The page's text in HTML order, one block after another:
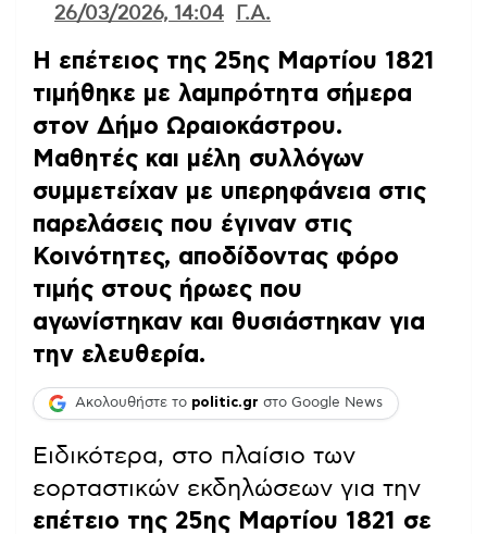
26/03/2026, 14:04 Γ.Α.
Η επέτειος της 25ης Μαρτίου 1821
τιμήθηκε με λαμπρότητα σήμερα
στον Δήμο Ωραιοκάστρου.
Μαθητές και μέλη συλλόγων
συμμετείχαν με υπερηφάνεια στις
παρελάσεις που έγιναν στις
Κοινότητες, αποδίδοντας φόρο
τιμής στους ήρωες που
αγωνίστηκαν και θυσιάστηκαν για
την ελευθερία.
Ακολουθήστε το politic.gr στο Google News
Ειδικότερα, στο πλαίσιο των
εορταστικών εκδηλώσεων για την
επέτειο της 25ης Μαρτίου 1821 σε